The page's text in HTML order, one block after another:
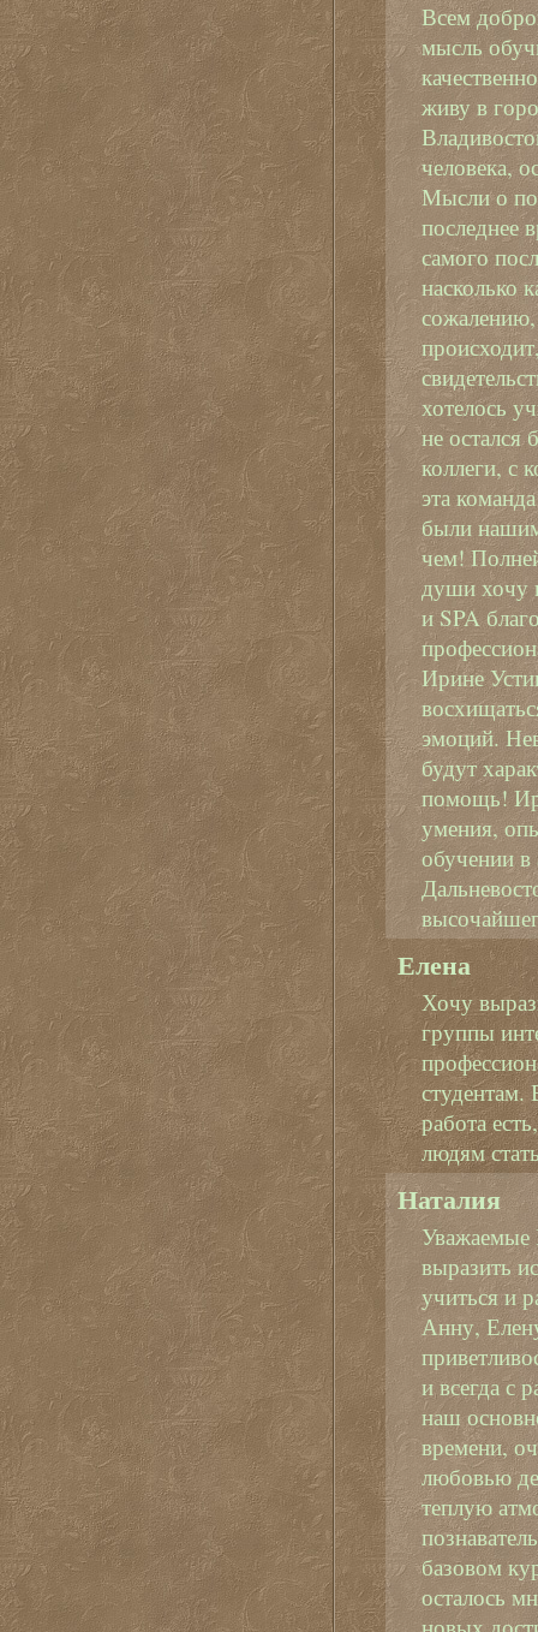
Всем
мысль
живу в
человека,
Мысли о
последнее
самого
насколько
хотелось
не остался
коллеги, с
эта
были
чем!
души хочу
и SPA
Ирине
эмоций.
будут
помощь!
умения,
обучении в
Елена
Хочу
группы
работа
людям
Наталия
Уважаемые
выразить
учиться и
Анну,
и всегда с
наш
времени,
любовью
теплую
базовом
осталось